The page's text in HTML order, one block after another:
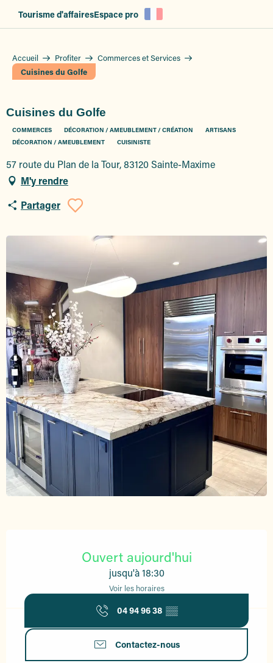
Tourisme d'affairesEspace pro
Accueil Profiter
Commerces et Services
Cuisines du Golfe
Cuisines du Golfe
COMMERCES DÉCORATION / AMEUBLEMENT / CRÉATION
ARTISANS
DÉCORATION / AMEUBLEMENT
CUISINISTE
57 route du Plan de la Tour, 83120 Sainte-Maxime
M'y rendre
Partager
Ajouter aux favoris
Ouvert aujourd'hui
jusqu'à 18:30
Voir les horaires
04 94 96 38 ▒▒
Contactez-nous